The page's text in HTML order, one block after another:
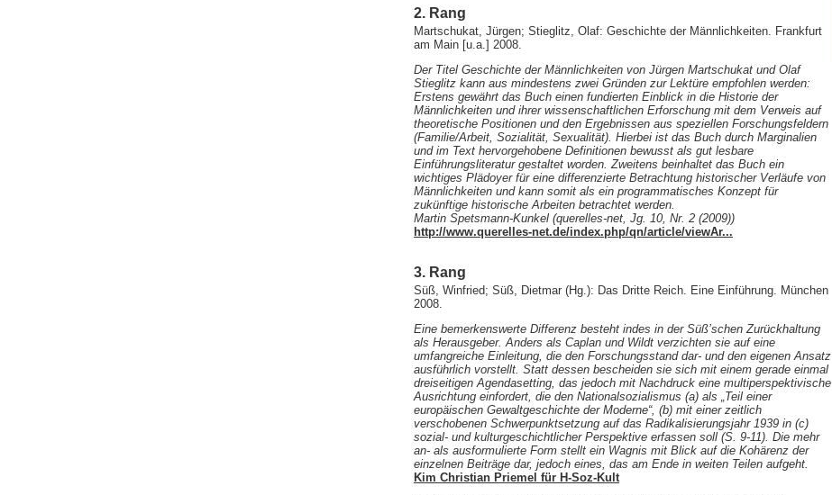
2. Rang
Martschukat, Jürgen; Stieglitz, Olaf: Geschichte der Männlichkeiten. Frankfurt
am Main [u.a.] 2008.
Der Titel Geschichte der Männlichkeiten von Jürgen Martschukat und Olaf
Stieglitz kann aus mindestens zwei Gründen zur Lektüre empfohlen werden:
Erstens gewährt das Buch einen fundierten Einblick in die Historie der
Männlichkeiten und ihrer wissenschaftlichen Erforschung mit dem Verweis auf
theoretische Positionen und den Ergebnissen aus speziellen Forschungsfeldern
(Familie/Arbeit, Sozialität, Sexualität). Hierbei ist das Buch durch Marginalien
und im Text hervorgehobene Definitionen bewusst als gut lesbare
Einführungsliteratur gestaltet worden. Zweitens beinhaltet das Buch ein
wichtiges Plädoyer für eine differenzierte Betrachtung historischer Verläufe von
Männlichkeiten und kann somit als ein programmatisches Konzept für
zukünftige historische Arbeiten betrachtet werden.
Martin Spetsmann-Kunkel (querelles-net, Jg. 10, Nr. 2 (2009))
http://www.querelles-net.de/index.php/qn/article/viewAr...
3. Rang
Süß, Winfried; Süß, Dietmar (Hg.): Das Dritte Reich. Eine Einführung. München
2008.
Eine bemerkenswerte Differenz besteht indes in der Süß’schen Zurückhaltung
als Herausgeber. Anders als Caplan und Wildt verzichten sie auf eine
umfangreiche Einleitung, die den Forschungsstand dar- und den eigenen Ansatz
ausführlich vorstellt. Statt dessen bescheiden sie sich mit einem gerade einmal
dreiseitigen Agendasetting, das jedoch mit Nachdruck eine multiperspektivische
Ausrichtung einfordert, die den Nationalsozialismus (a) als „Teil einer
europäischen Gewaltgeschichte der Moderne“, (b) mit einer zeitlich
verschobenen Schwerpunktsetzung auf das Radikalisierungsjahr 1939 in (c)
sozial- und kulturgeschichtlicher Perspektive erfassen soll (S. 9-11). Die mehr
an- als ausformulierte Form stellt ein Wagnis mit Blick auf die Kohärenz der
einzelnen Beiträge dar, jedoch eines, das am Ende in weiten Teilen aufgeht.
Kim Christian Priemel für H-Soz-Kult